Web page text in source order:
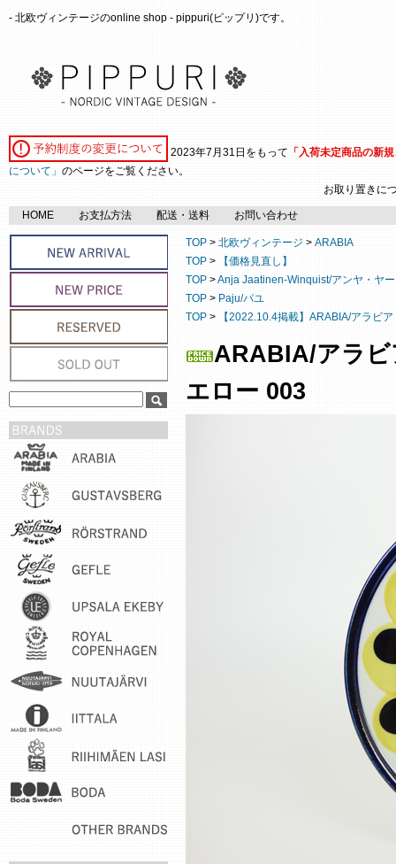
- 北欧ヴィンテージのonline shop - pippuri(ピップリ)です。
2023年7月31日をもって 「入荷未定商品の新
について」 のページをご覧ください。
お取り置きに
HOME お支払方法 配送・送料 お問い合わせ
TOP > 北欧ヴィンテージ > ARABIA
TOP >
【価格見直し】
TOP >Anja Jaatinen-Winquist/アンヤ・ヤ
TOP > Paju/パユ
TOP > 【2022.10.4掲載】ARABIA/アラビ
ARABIA/アラ
エロー 003